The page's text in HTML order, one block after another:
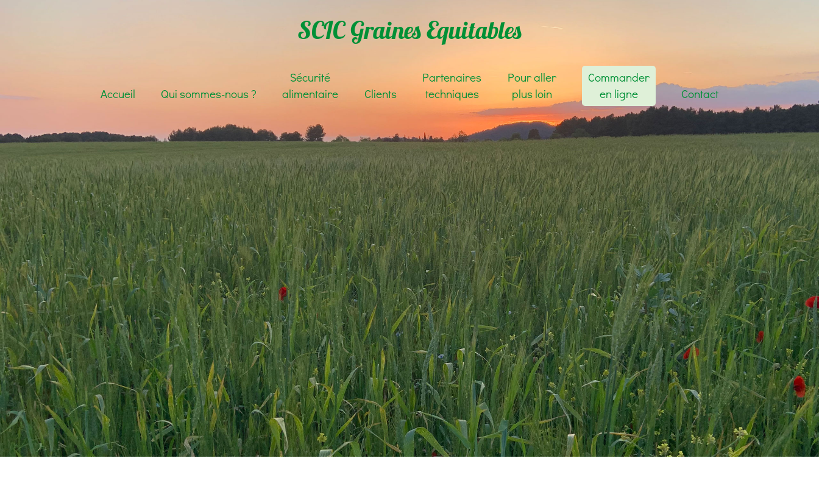
SCIC Graines Equitables
Accueil Qui sommes-nous ?
Sécurité
alimentaire
Clients
Partenaires
techniques
Pour aller
plus loin
Commander
en ligne
Contact